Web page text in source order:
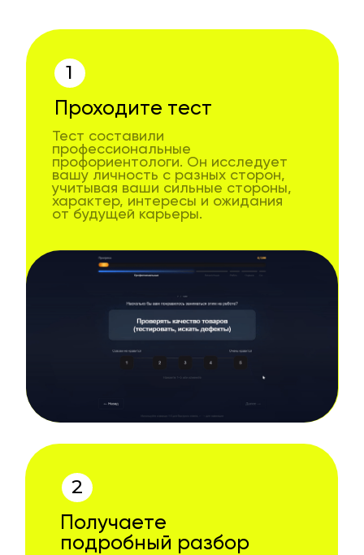
Проходите тест
Получаете
подробный разбор
Тест составили
профессиональные
профориентологи. Он исследует
вашу личность с разных сторон,
учитывая ваши сильные стороны,
характер, интересы и ожидания
от будущей карьеры.
1
2